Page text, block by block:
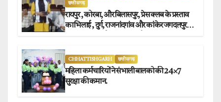
छत्तीसगढ़
रायपुर , कोरबा, और बिलासपुर, प्रेस क्लब के प्रस्ताव
का भिलाई , दुर्ग, राजनांदगांव और कांकेर जगदलपुर
CHHATTISHGARH छत्तीसगढ़
महिला कर्मचारियों ने संभाली बालको की 24×7
सुरक्षा की कमान.